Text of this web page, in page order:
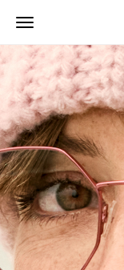
Skip
main
content